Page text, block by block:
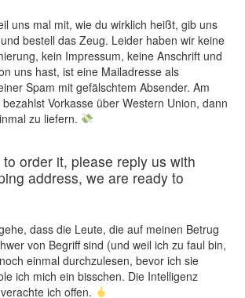
uns mal mit, wie du wirklich heißt, gib uns
bestell das Zeug. Leider haben wir keine
kein Impressum, keine Anschrift und
uns hast, ist eine Mailadresse als
Spam mit gefälschtem Absender. Am
Vorkasse über Western Union, dann
zu liefern.
order it, please reply us with
address, we are ready to
dass die Leute, die auf meinen Betrug
von Begriff sind (und weil ich zu faul bin,
einmal durchzulesen, bevor ich sie
ich mich ein bisschen. Die Intelligenz
ich offen.